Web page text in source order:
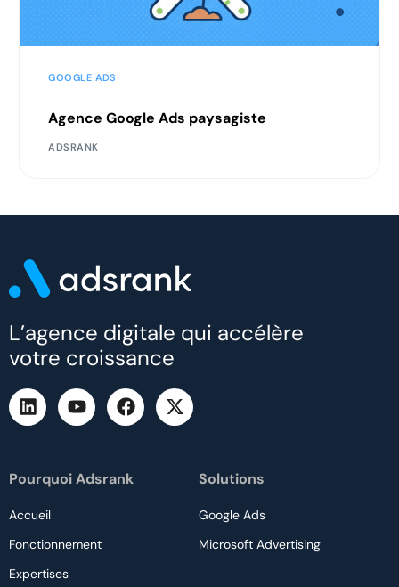
GOOGLE ADS
Agence Google Ads paysagiste
ADSRANK
L’agence digitale qui accélère
votre croissance
Pourquoi Adsrank
Accueil
Fonctionnement
Expertises
Solutions
Google Ads
Microsoft Advertising